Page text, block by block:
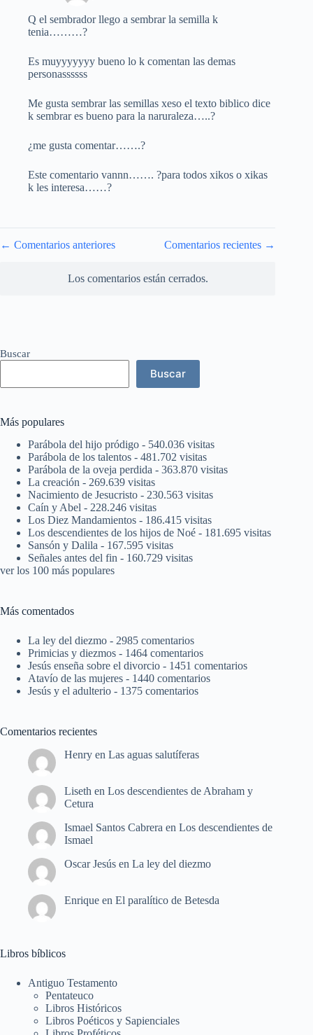
Q el sembrador llego a sembrar la semilla k
tenia………?
Es muyyyyyyy bueno lo k comentan las demas
personassssss
Me gusta sembrar las semillas xeso el texto biblico dice
k sembrar es bueno para la naruraleza…..?
¿me gusta comentar…….?
Este comentario vannn……. ?para todos xikos o xikas
k les interesa……?
de
← Comentarios anteriores Comentarios recientes →
Los comentarios están cerrados.
Buscar
Buscar
Más populares
Parábola del hijo pródigo - 540.036 visitas
Parábola de los talentos - 481.702 visitas
Parábola de la oveja perdida - 363.870 visitas
La creación - 269.639 visitas
Nacimiento de Jesucristo - 230.563 visitas
Caín y Abel - 228.246 visitas
Los Diez Mandamientos - 186.415 visitas
Los descendientes de los hijos de Noé - 181.695 visitas
Sansón y Dalila - 167.595 visitas
Señales antes del fin - 160.729 visitas
ver los 100 más populares
Más comentados
La ley del diezmo - 2985 comentarios
Primicias y diezmos - 1464 comentarios
Jesús enseña sobre el divorcio - 1451 comentarios
Atavío de las mujeres - 1440 comentarios
Jesús y el adulterio - 1375 comentarios
Comentarios recientes
Henry en Las aguas salutíferas
Liseth en Los descendientes de Abraham y
Cetura
Ismael Santos Cabrera en Los descendientes de
Ismael
Oscar Jesús en La ley del diezmo
Enrique en El paralítico de Betesda
Libros bíblicos
Antiguo Testamento
Pentateuco
Libros Históricos
Libros Poéticos y Sapienciales